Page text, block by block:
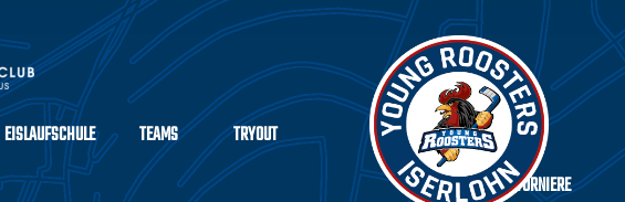
EISLAUFSCHULE TEAMS
TRYOUT
TURNIERE